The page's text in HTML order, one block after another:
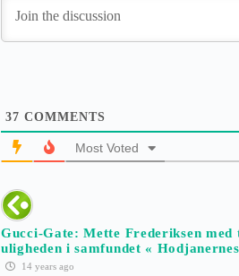
37 COMMENTS
Most Voted
Gucci-Gate: Mette Frederiksen med
uligheden i samfundet «
14 years ago